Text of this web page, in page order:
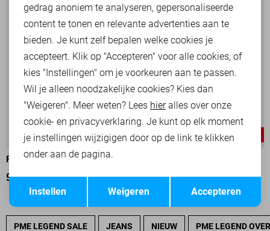
-25%
PME LEGEND VEST
90,00 119,99 97,50 129,99
PME LEGEND SALE JEANS NIEUW PME LEGEND
Marketing cookies
Opslaan
gedrag anoniem te analyseren, gepersonaliseerde
content te tonen en relevante advertenties aan te
bieden. Je kunt zelf bepalen welke cookies je
accepteert. Klik op "Accepteren" voor alle cookies, of
kies "Instellingen" om je voorkeuren aan te passen.
Wil je alleen noodzakelijke cookies? Kies dan
"Weigeren". Meer weten? Lees hieralles over onze
cookie- en privacyverklaring. Je kunt op elk moment
je instellingen wijzigigen door op de link te klikken
onder aan de pagina.
Accepteren
Weigeren
Instellen